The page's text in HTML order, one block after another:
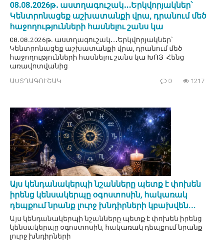
08․08․2026թ․ աստղագուշակ․․․Երկվորյակներ՝
Կենտրոնացեք աշխատանքի վրա, դրանում մեծ
հաջողությունների հասնելու շանս կա
08․08․2026թ․ աստղագուշակ․․․Երկվորյակներ՝
Կենտրոնացեք աշխատանքի վրա, դրանում մեծ
հաջողությունների հասնելու շանս կա ԽՈՅ Հենց
առավոտվանից
ԱՍՏՂԱԳՈՒՇԱԿ 0 1217
Այս կենդանակերպի նշանները պետք է փոխեն
իրենց կենսակերպը օգոստոսին, հակառակ
դեպքում նրանք լուրջ խնդիրների կբախվեն․․․
Այս կենդանակերպի նշանները պետք է փոխեն իրենց
կենսակերպը օգոստոսին, հակառակ դեպքում նրանք
լուրջ խնդիրների